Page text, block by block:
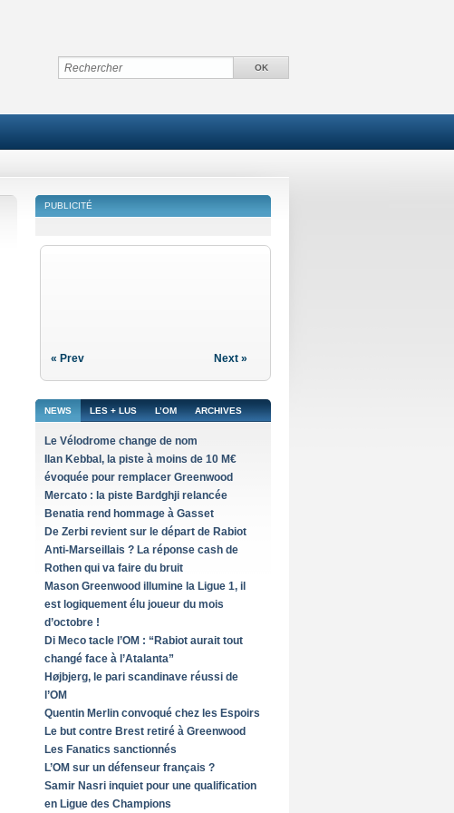
PUBLICITÉ
« Prev Next »
NEWS LES + LUS L’OM ARCHIVES
Le Vélodrome change de nom
Ilan Kebbal, la piste à moins de 10 M€
évoquée pour remplacer Greenwood
Mercato : la piste Bardghji relancée
Benatia rend hommage à Gasset
De Zerbi revient sur le départ de Rabiot
Anti-Marseillais ? La réponse cash de
Rothen qui va faire du bruit
Mason Greenwood illumine la Ligue 1, il
est logiquement élu joueur du mois
d’octobre !
Di Meco tacle l’OM : “Rabiot aurait tout
changé face à l’Atalanta”
Højbjerg, le pari scandinave réussi de
l’OM
Quentin Merlin convoqué chez les Espoirs
Le but contre Brest retiré à Greenwood
Les Fanatics sanctionnés
L’OM sur un défenseur français ?
Samir Nasri inquiet pour une qualification
en Ligue des Champions